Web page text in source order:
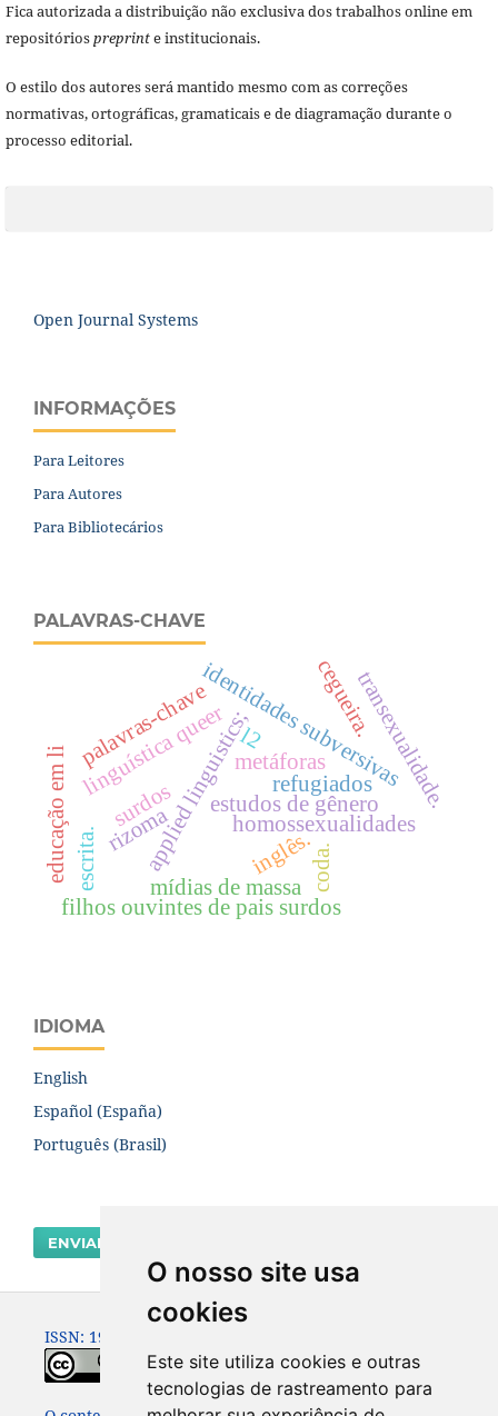
O nosso site usa
cookies
Este site utiliza cookies e outras
tecnologias de rastreamento para
Fica autorizada a distribuição não exclusiva dos trabalhos online em
repositóriospreprinte institucionais.
O estilo dos autores será mantido mesmo com as correções
normativas, ortográficas, gramaticais e de diagramação durante o
processo editorial.
Open Journal Systems
INFORMAÇÕES
Para Leitores
Para Autores
Para Bibliotecários
PALAVRAS-CHAVE
applied linguistics;
surdos
identidades subversivas
estudos de gênero
linguística queer
rizoma
coda.
filhos ouvintes de pais surdos
palavras-chave transexualidade.
educação em li homossexualidades
mídias de massa
refugiados
metáforas
l2
inglês.
cegueira.
escrita.
IDIOMA
English
Español (España)
Português (Brasil)
ENVIAR SUBMISSÃO
ISSN: 1980-0614